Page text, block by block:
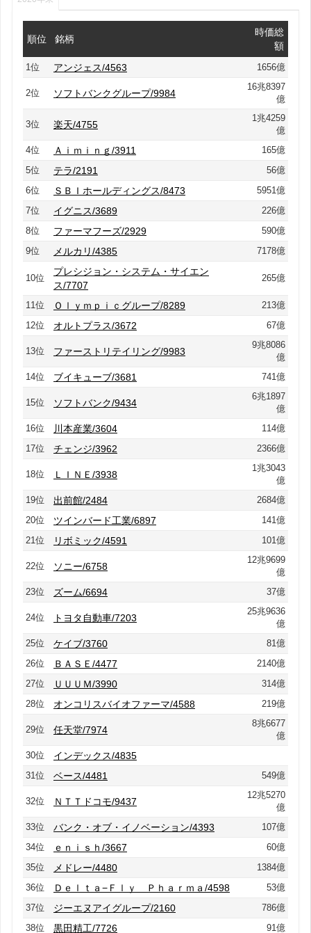
順位 銘柄
時価総
額
1位 アンジェス/4563 1656億
2位 ソフトバンクグループ/9984
16兆8397
億
3位 楽天/4755
1兆4259
億
4位
Ａｉｍｉｎｇ/3911
165億
5位
テラ/2191
56億
6位
ＳＢＩホールディングス/8473
5951億
7位
イグニス/3689
226億
8位
ファーマフーズ/2929
590億
9位
メルカリ/4385 7178億
10位
プレシジョン・システム・サイエン
ス/7707
265億
11位 Ｏｌｙｍｐｉｃグループ/8289
213億
12位
オルトプラス/3672 67億
13位 ファーストリテイリング/9983
9兆8086
億
14位
ブイキューブ/3681 741億
15位 ソフトバンク/9434
6兆1897
億
16位
川本産業/3604
114億
17位
チェンジ/3962 2366億
18位 ＬＩＮＥ/3938
1兆3043
億
19位
出前館/2484
2684億
20位
ツインバード工業/6897
141億
21位
リボミック/4591 101億
22位 ソニー/6758
12兆9699
億
23位
ズーム/6694 37億
24位 トヨタ自動車/7203
25兆9636
億
25位
ケイブ/3760
81億
26位
ＢＡＳＥ/4477
2140億
27位
ＵＵＵＭ/3990
314億
28位
オンコリスバイオファーマ/4588 219億
29位 任天堂/7974
8兆6677
億
30位
インデックス/4835
31位 ベース/4481 549億
32位 ＮＴＴドコモ/9437
12兆5270
億
33位
バンク・オブ・イノベーション/4393
107億
34位
ｅｎｉｓｈ/3667
60億
35位
メドレー/4480
1384億
36位
Ｄｅｌｔａ−Ｆｌｙ Ｐｈａｒｍａ/4598
53億
37位
ジーエヌアイグループ/2160
786億
38位
黒田精工/7726 91億